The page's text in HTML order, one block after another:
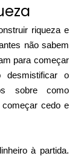
riqueza e
não sabem
para começar
o
sobre como
cedo e
à partida.